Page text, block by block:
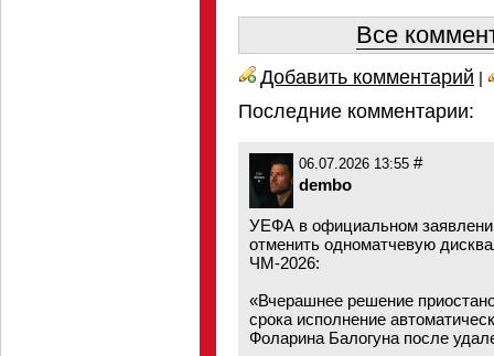
Все
Добавить комментарий |
Последние комментарии:
06.07.2026 13:55 #
dembo
УЕФА в официальном
отменить одноматчевую
ЧМ-2026:
«Вчерашнее решение
срока исполнение
Фоларина Балогуна после